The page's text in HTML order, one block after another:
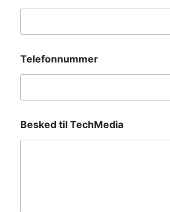
Telefonnummer
Besked til TechMedia